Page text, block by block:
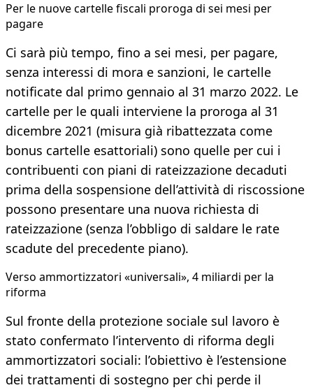
Per le nuove cartelle fiscali proroga di sei mesi per
pagare
Ci sarà più tempo, fino a sei mesi, per pagare,
senza interessi di mora e sanzioni, le cartelle
notificate dal primo gennaio al 31 marzo 2022. Le
cartelle per le quali interviene la proroga al 31
dicembre 2021 (misura già ribattezzata come
bonus cartelle esattoriali) sono quelle per cui i
contribuenti con piani di rateizzazione decaduti
prima della sospensione dell’attività di riscossione
possono presentare una nuova richiesta di
rateizzazione (senza l’obbligo di saldare le rate
scadute del precedente piano).
Verso ammortizzatori «universali», 4 miliardi per la
riforma
Sul fronte della protezione sociale sul lavoro è
stato confermato l’intervento di riforma degli
ammortizzatori sociali: l’obiettivo è l’estensione
dei trattamenti di sostegno per chi perde il